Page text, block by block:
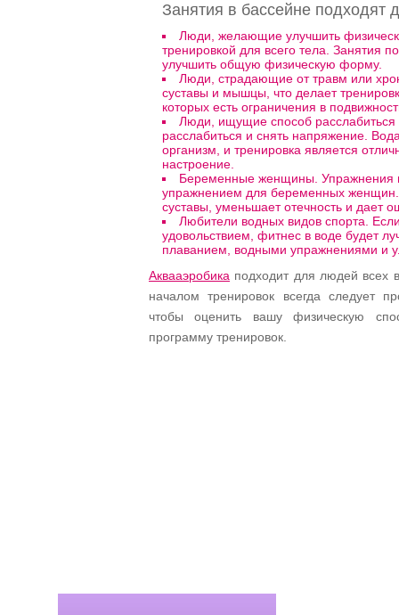
Занятия в бассейне подходят
Люди, желающие улучшить
тренировкой для всего тела. Занятия
улучшить общую физическую форму.
Люди, страдающие от травм или
суставы и мышцы, что делает
которых есть ограничения в
Люди, ищущие способ расслабиться
расслабиться и снять напряжение.
организм, и тренировка является
настроение.
Беременные женщины. Упражнения
упражнением для беременных женщин.
суставы, уменьшает отечность и дает
Любители водных видов спорта.
удовольствием, фитнес в воде будет
плаванием, водными упражнениями и
Аквааэробика подходит для людей всех
началом тренировок всегда следует
чтобы оценить вашу физическую
программу тренировок.